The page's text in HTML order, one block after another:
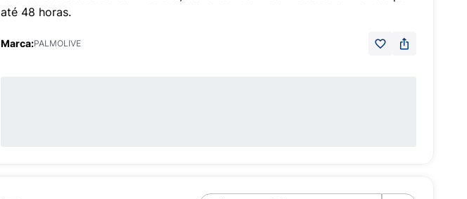
até 48 horas.
Marca:PALMOLIVE